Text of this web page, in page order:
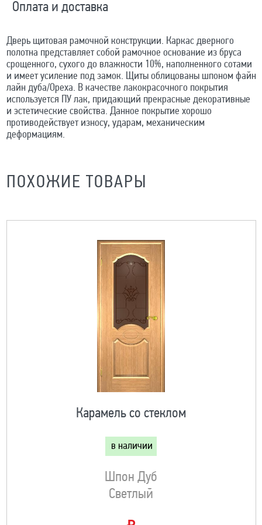
Оплата и доставка
Дверь щитовая рамочной конструкции. Каркас дверного
полотна представляет собой рамочное основание из бруса
срощенного, сухого до влажности 10%, наполненного сотами
и имеет усиление под замок. Щиты облицованы шпоном файн
лайн дуба/Ореха. В качестве лакокрасочного покрытия
используется ПУ лак, придающий прекрасные декоративные
и эстетические свойства. Данное покрытие хорошо
противодействует износу, ударам, механическим
деформациям.
ПОХОЖИЕ ТОВАРЫ
Карамель со стеклом
в наличии
Шпон Дуб
Светлый